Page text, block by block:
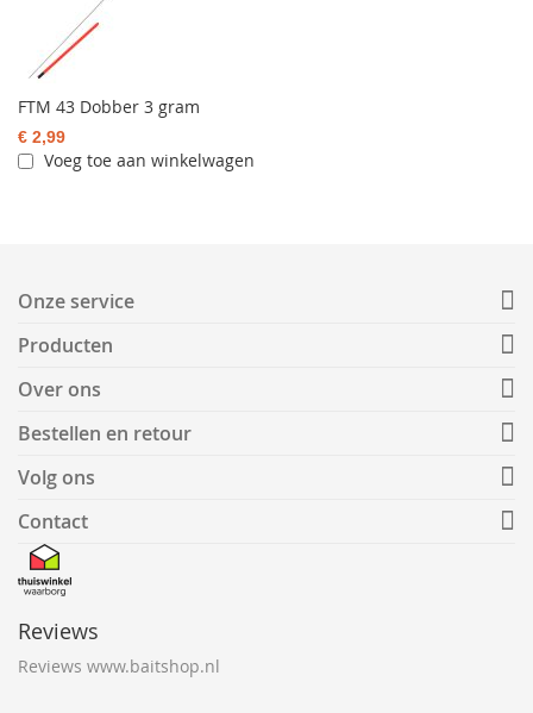
FTM 43 Dobber 3 gram
€ 2,99
Voeg toe aan winkelwagen
Onze service
Producten
Over ons
Bestellen en retour
Volg ons
Contact
Reviews
Reviews www.baitshop.nl